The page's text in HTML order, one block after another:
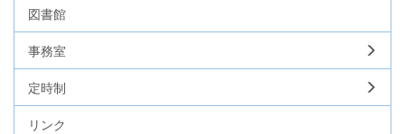
図書館
事務室
定時制
リンク